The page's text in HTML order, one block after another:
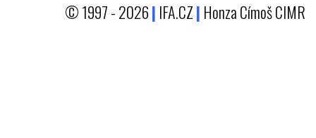
© 1997 - 2026| IFA.CZ| Honza Címoš CIMR